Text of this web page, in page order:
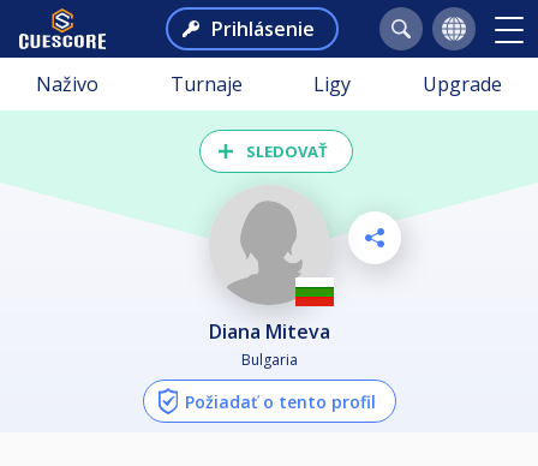
Prihlásenie
Naživo Turnaje Ligy Upgrade
SLEDOVAŤ
Diana Miteva
Bulgaria
Požiadať o tento profil